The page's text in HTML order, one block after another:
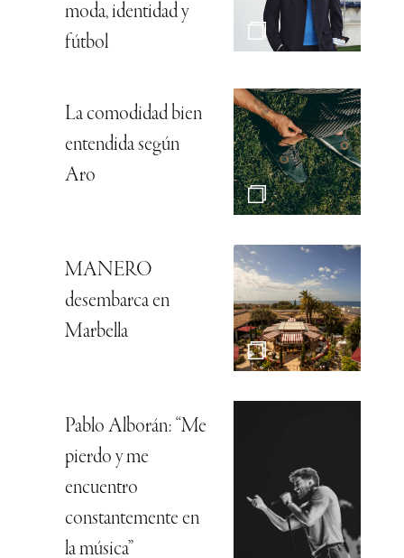
moda, identidad y
fútbol
La comodidad bien
entendida según
Aro
MANERO
desembarca en
Marbella
Pablo Alborán: “Me
pierdo y me
encuentro
constantemente en
la música”